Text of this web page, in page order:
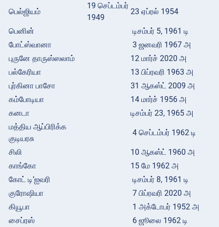
பெல்ஜியம்
19 செப்டம்பர்
1949
23 ஏப்ரல் 1954
பெனின்
டிசம்பர் 5, 1961 டி
போட்ஸ்வானா
3 ஜனவரி 1967 அ
புருனே தாருஸ்ஸலாம்
12 மார்ச் 2020 அ
பல்கேரியா
13 பிப்ரவரி 1963 அ
புர்கினா பாசோ
31 ஆகஸ்ட் 2009 அ
கம்போடியா
14 மார்ச் 1956 அ
கனடா
டிசம்பர் 23, 1965 அ
மத்திய ஆப்பிரிக்க
குடியரசு
4 செப்டம்பர் 1962 டி
சிலி
10 ஆகஸ்ட் 1960 அ
காங்கோ
15 மே 1962 அ
கோட் டி’ஐவரி
டிசம்பர் 8, 1961 டி
குரோஷியா
7 பிப்ரவரி 2020 அ
கியூபா
1 அக்டோபர் 1952 அ
சைப்ரஸ்
6 ஜூலை 1962 டி